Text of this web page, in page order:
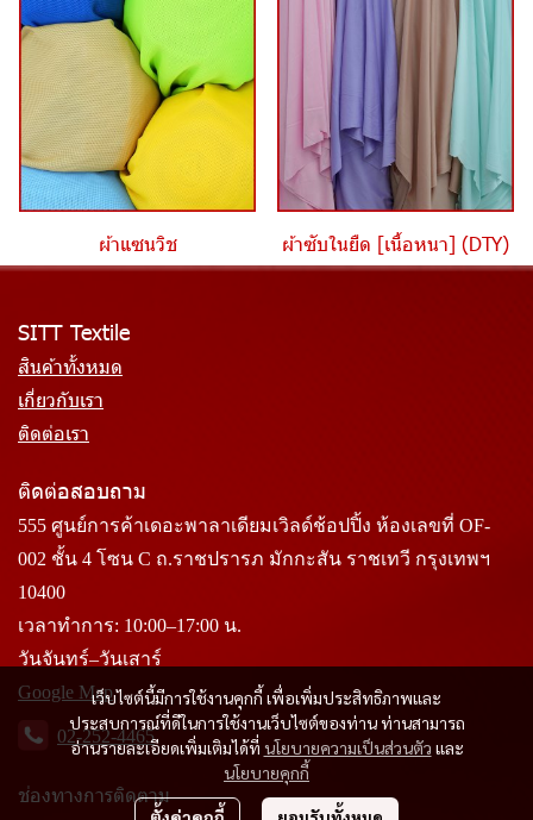
ผ้าแซนวิช ผ้าซับในยืด [เนื้อหนา] (DTY)
เว็บไซต์นี้มีการใช้งานคุกกี้ เพื่อเพิ่มประสิทธิภาพและ
ประสบการณ์ที่ดีในการใช้งานเว็บไซต์ของท่าน ท่านสามารถ
อ่านรายละเอียดเพิ่มเติมได้ที่ นโยบายความเป็นส่วนตัว และ
นโยบายคุกกี้
SITT Textile
สินค้าทั้งหมด
เกี่ยวกับเรา
ติดต่อเรา
ติดต่อสอบถาม
555 ศูนย์การค้าเดอะพาลาเดียมเวิลด์ช้อปปิ้ง ห้องเลขที่ OF-
002 ชั้น 4 โซน C ถ.ราชปรารภ มักกะสัน ราชเทวี กรุงเทพฯ
10400
เวลาทำการ: 10:00–17:00 น.
วันจันทร์–วันเสาร์
Google Map
02-252-4465
ช่องทางการติดตาม